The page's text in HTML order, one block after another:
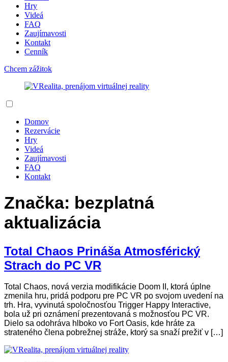
Hry
Videá
FAQ
Zaujímavosti
Kontakt
Cenník
Chcem zážitok
Domov
Rezervácie
Hry
Videá
Zaujímavosti
FAQ
Kontakt
Značka: bezplatná
aktualizácia
Total Chaos Prináša Atmosférický
Strach do PC VR
Total Chaos, nová verzia modifikácie Doom II, ktorá úplne
zmenila hru, pridá podporu pre PC VR po svojom uvedení na
trh. Hra, vyvinutá spoločnosťou Trigger Happy Interactive,
bola už pri oznámení prezentovaná s možnosťou PC VR.
Dielo sa odohráva hlboko vo Fort Oasis, kde hráte za
strateného člena pobrežnej stráže, ktorý sa snaží prežiť v […]